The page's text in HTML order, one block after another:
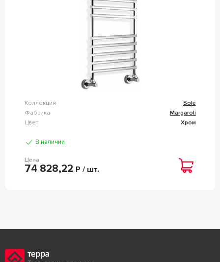
Коллекция
Sole
Фабрика
Margaroli
Цвет
Хром
В наличии
Цена
74 828,22 Р / шт.